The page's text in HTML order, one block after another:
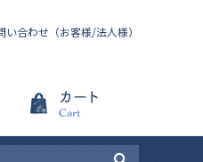
い合わせ（お客様/法人様）